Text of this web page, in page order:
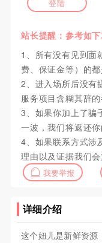
登陆
站长提醒：参考如
1、所有没有见到面
费、保证金等）的都
2、进入场所后没有
服务项目含糊其辞的
3、如果你加上了骗
一波，我们将返还
4、如果联系方式涉
理由以及证据我们会
我要举报
详细介绍
这个妞儿是新鲜资源